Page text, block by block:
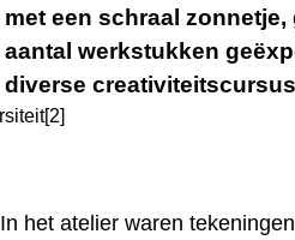
met een schraal
aantal werkstukken
diverse
In het atelier waren